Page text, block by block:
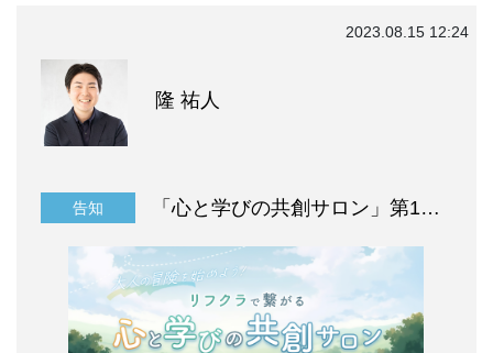
2023.08.15 12:24
隆 祐人
告知 「心と学びの共創サロン」第1期生募集！